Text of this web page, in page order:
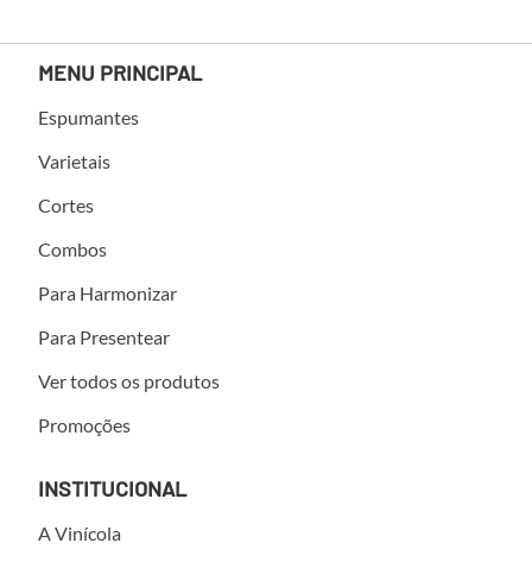
MENU PRINCIPAL
Espumantes
Varietais
Cortes
Combos
Para Harmonizar
Para Presentear
Ver todos os produtos
Promoções
INSTITUCIONAL
A Vinícola